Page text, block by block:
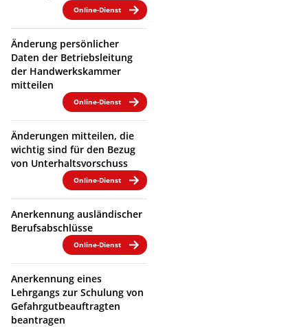
Online-Dienst
Änderung persönlicher
Daten der Betriebsleitung
der Handwerkskammer
mitteilen
Online-Dienst
Änderungen mitteilen, die
wichtig sind für den Bezug
von Unterhaltsvorschuss
Online-Dienst
Anerkennung ausländischer
Berufsabschlüsse
Online-Dienst
Anerkennung eines
Lehrgangs zur Schulung von
Gefahrgutbeauftragten
beantragen